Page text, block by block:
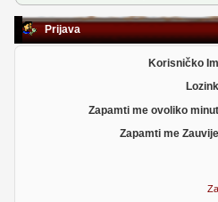
Prijava
Korisničko
Zapamti me ovoliko
Zapamti me